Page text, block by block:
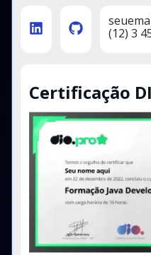
(12) 3
Certificação